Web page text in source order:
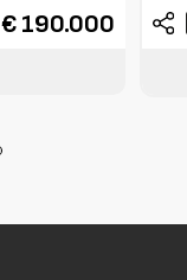
€ 190.000